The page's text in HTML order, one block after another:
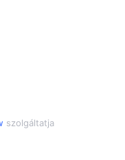
szolgáltatja